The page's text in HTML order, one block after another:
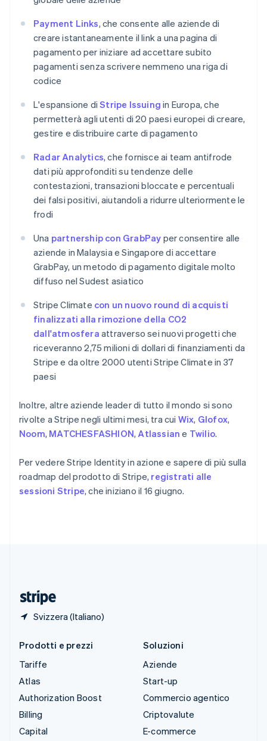
Payment Links, che consente alle aziende di
creare istantaneamente il link a una pagina di
pagamento per iniziare ad accettare subito
pagamenti senza scrivere nemmeno una riga di
codice
L'espansione diStripe Issuing in Europa, che
permetterà agli utenti di 20 paesi europei di creare,
gestire e distribuire carte di pagamento
Radar Analytics, che fornisce ai team antifrode
dati più approfonditi su tendenze delle
contestazioni, transazioni bloccate e percentuali
dei falsi positivi, aiutandoli a ridurre ulteriormente le
frodi
Una partnership con GrabPay per consentire alle
aziende in Malaysia e Singapore di accettare
GrabPay, un metodo di pagamento digitale molto
diffuso nel Sudest asiatico
Stripe Climate con un nuovo round di acquisti
finalizzati alla rimozione della CO2
dall'atmosfera attraverso sei nuovi progetti che
riceveranno 2,75 milioni di dollari di finanziamenti da
Stripe e da oltre 2000 utenti Stripe Climate in 37
paesi
Inoltre, altre aziende leader di tutto il mondo si sono
rivolte a Stripe negli ultimi mesi, tra cui Wix, Glofox,
Noom, MATCHESFASHION,Atlassian e Twilio.
Per vedere Stripe Identity in azione e sapere di più sulla
roadmap del prodotto di Stripe, registrati alle
sessioni Stripe, che iniziano il 16 giugno.
Svizzera (Italiano)
English
Liechtenstein
DeutschEnglish
Lituania
English
Lussemburgo
Français
English简体中文
Malta
English
Messico
Español English
Norvegia
English
Nuova Zelanda
English
Paesi Bassi
Polonia
English
Portogallo
Português English
RAS di Hong Kong, Cina
Regno Unito
English
Repubblica Ceca
English
Romania
English
Slovacchia
English
Slovenia
Spagna
EspañolEnglish
Stati Uniti
EnglishEspañol 简体中文
Prodotti e prezzi
Tariffe
Atlas
Authorization Boost
Billing
Capital
Soluzioni
Aziende
Start-up
Commercio agentico
Criptovalute
E-commerce